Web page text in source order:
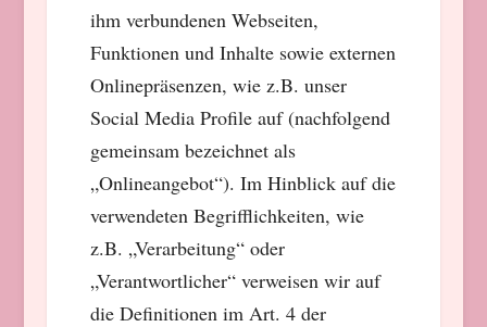
ihm verbundenen Webseiten,
Funktionen und Inhalte sowie externen
Onlinepräsenzen, wie z.B. unser
Social Media Profile auf (nachfolgend
gemeinsam bezeichnet als
„Onlineangebot“). Im Hinblick auf die
verwendeten Begrifflichkeiten, wie
z.B. „Verarbeitung“ oder
„Verantwortlicher“ verweisen wir auf
die Definitionen im Art. 4 der